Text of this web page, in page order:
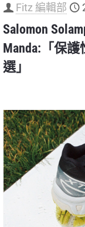
Fitz 編輯部
Salomon
Manda:「保
選」